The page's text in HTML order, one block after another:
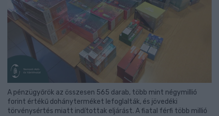
A pénzügyőrök az összesen 565 darab, több mint négymillió
forint értékű dohányterméket lefoglalták, és jövedéki
törvénysértés miatt indítottak eljárást. A fiatal férfi több millió